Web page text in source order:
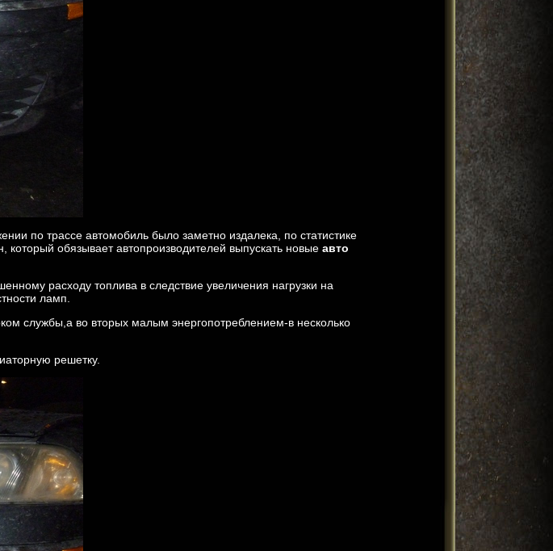
по трассе автомобиль было заметно издалека, по статистике
который обязывает автопроизводителей выпускать новые авто
расходу топлива в следствие увеличения нагрузки на
ламп.
службы,а во вторых малым энергопотреблением-в несколько
решетку.